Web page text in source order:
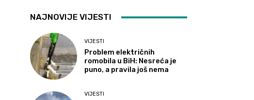
NAJNOVIJE VIJESTI
VIJESTI
Problem električnih
romobila u BiH: Nesreća je
puno, a pravila još nema
VIJESTI